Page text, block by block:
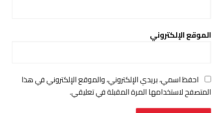
الموقع الإلكتروني
احفظ اسمي، بريدي الإلكتروني، والموقع الإلكتروني في هذا
المتصفح لاستخدامها المرة المقبلة في تعليقي.